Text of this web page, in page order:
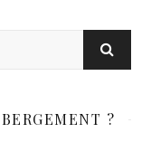
?